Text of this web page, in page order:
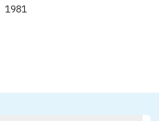
1981